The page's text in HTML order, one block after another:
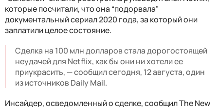
которые посчитали, что она “подорвала”
документальный сериал 2020 года, за который они
заплатили целое состояние.
Сделка на 100 млн долларов стала дорогостоящей
неудачей для Netflix, как бы они ни хотели ее
приукрасить, — сообщил сегодня, 12 августа, один
из источников Daily Mail.
Инсайдер, осведомленный о сделке, сообщил The New